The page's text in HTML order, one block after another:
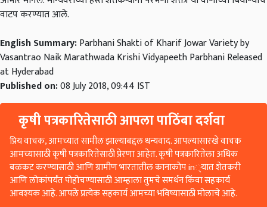
वाटप करण्यात आले.
English Summary:Parbhani Shakti of Kharif Jowar Variety by
Vasantrao Naik Marathwada Krishi Vidyapeeth Parbhani Released
at Hyderabad
Published on:08 July 2018, 09:44 IST
कृषी पत्रकारितेसाठी आपला पाठिंबा दर्शवा
प्रिय वाचक, आमच्यात सामील झाल्याबद्दल धन्यवाद. आपल्यासारखे वाचक
आमच्यासाठी कृषी पत्रकारितेसाठी प्रेरणा आहेत. कृषी पत्रकारितेला अधिक
बळकट करण्यासाठी आणि ग्रामीण भारतातील कानाकोप in्यात शेतकरी
आणि लोकांपर्यंत पोहोचण्यासाठी आम्हाला तुमचे समर्थन किंवा सहकार्य
आवश्यक आहे. आपले प्रत्येक सहकार्य आमच्या भविष्यासाठी मोलाचे आहे.